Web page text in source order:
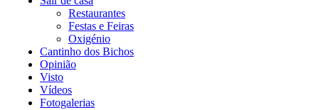
Restaurantes
Festas e Feiras
Oxigénio
Cantinho dos Bichos
Opinião
Visto
Vídeos
Fotogalerias